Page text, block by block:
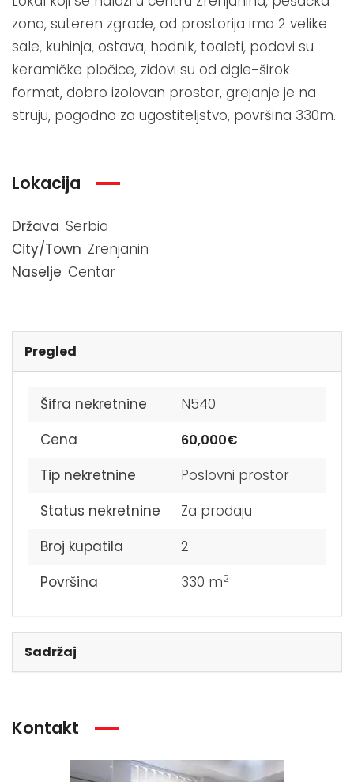
zona, suteren zgrade, od prostorija ima 2 velike
sale, kuhinja, ostava, hodnik, toaleti, podovi su
keramičke pločice, zidovi su od cigle-širok
format, dobro izolovan prostor, grejanje je na
struju, pogodno za ugostiteljstvo, površina 330m.
Lokacija
Država Serbia
City/Town Zrenjanin
Naselje Centar
Pregled
Šifra nekretnine
N540
Cena
60,000€
Tip nekretnine
Poslovni prostor
Status nekretnine
Za prodaju
Broj kupatila
2
Površina
330 m2
Sadržaj
Kontakt